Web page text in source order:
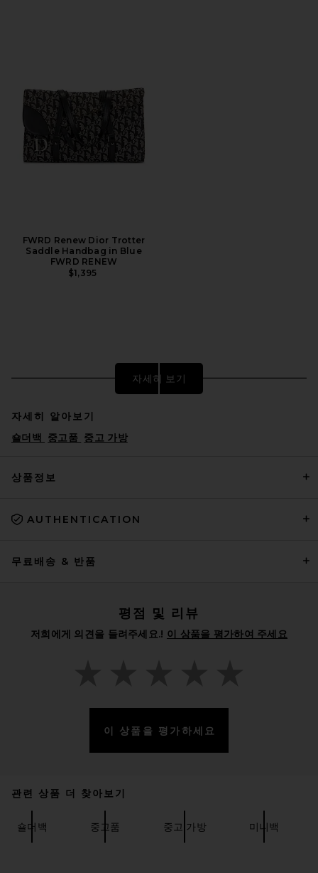
FWRD Renew Dior Trotter
Saddle Handbag in Blue
FWRD RENEW
$1,395
FWRD Renew Fendi Pequin
$2,200
1955 Shoulder Bag in Multi
자세히 보기
자세히 알아보기
숄더백 중고품 중고 가방
상품정보
AUTHENTICATION
무료배송 & 반품
평점 및 리뷰
저희에게 의견을 들려주세요.! 이 상품을 평가하여 주세요
이 상품을 평가하세요
관련 상품 더 찾아보기
숄더백 중고품 중고 가방 미니백